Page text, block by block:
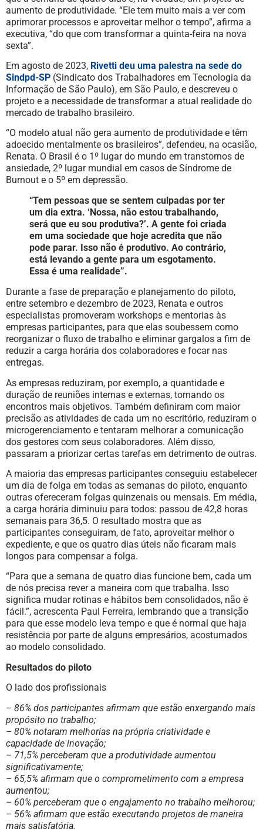
aumento de produtividade. “Ele tem muito mais a ver com
aprimorar processos e aproveitar melhor o tempo”, afirma a
executiva, “do que com transformar a quinta-feira na nova
sexta”.
Em agosto de 2023, Rivetti deu uma palestra na sede do
Sindpd-SP (Sindicato dos Trabalhadores em Tecnologia da
Informação de São Paulo), em São Paulo, e descreveu o
projeto e a necessidade de transformar a atual realidade do
mercado de trabalho brasileiro.
“O modelo atual não gera aumento de produtividade e têm
adoecido mentalmente os brasileiros”, defendeu, na ocasião,
Renata. O Brasil é o 1º lugar do mundo em transtornos de
ansiedade, 2º lugar mundial em casos de Síndrome de
Burnout e o 5º em depressão.
“Tem pessoas que se sentem culpadas por ter
um dia extra. ‘Nossa, não estou trabalhando,
será que eu sou produtiva?’. A gente foi criada
em uma sociedade que hoje acredita que não
pode parar. Isso não é produtivo. Ao contrário,
está levando a gente para um esgotamento.
Essa é uma realidade”.
Durante a fase de preparação e planejamento do piloto,
entre setembro e dezembro de 2023, Renata e outros
especialistas promoveram workshops e mentorias às
empresas participantes, para que elas soubessem como
reorganizar o fluxo de trabalho e eliminar gargalos a fim de
reduzir a carga horária dos colaboradores e focar nas
entregas.
As empresas reduziram, por exemplo, a quantidade e
duração de reuniões internas e externas, tornando os
encontros mais objetivos. Também definiram com maior
precisão as atividades de cada um no escritório, reduziram o
microgerenciamento e tentaram melhorar a comunicação
dos gestores com seus colaboradores. Além disso,
passaram a priorizar certas tarefas em detrimento de outras.
A maioria das empresas participantes conseguiu estabelecer
um dia de folga em todas as semanas do piloto, enquanto
outras ofereceram folgas quinzenais ou mensais. Em média,
a carga horária diminuiu para todos: passou de 42,8 horas
semanais para 36,5. O resultado mostra que as
participantes conseguiram, de fato, aproveitar melhor o
expediente, e que os quatro dias úteis não ficaram mais
longos para compensar a folga.
“Para que a semana de quatro dias funcione bem, cada um
de nós precisa rever a maneira com que trabalha. Isso
significa mudar rotinas e hábitos bem consolidados, não é
fácil.”, acrescenta Paul Ferreira, lembrando que a transição
para que esse modelo leva tempo e que é normal que haja
resistência por parte de alguns empresários, acostumados
ao modelo consolidado.
Resultados do piloto
O lado dos profissionais
– 86% dos participantes afirmam que estão enxergando mais
propósito no trabalho;
– 80% notaram melhorias na própria criatividade e
capacidade de inovação;
– 71,5% perceberam que a produtividade aumentou
significativamente;
– 65,5% afirmam que o comprometimento com a empresa
aumentou;
– 60% perceberam que o engajamento no trabalho melhorou;
– 56% afirmam que estão executando projetos de maneira
mais satisfatória.